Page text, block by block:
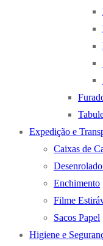
Expedição e
Caixas de
Enchimento
Filme
Sacos Papel
Higiene e